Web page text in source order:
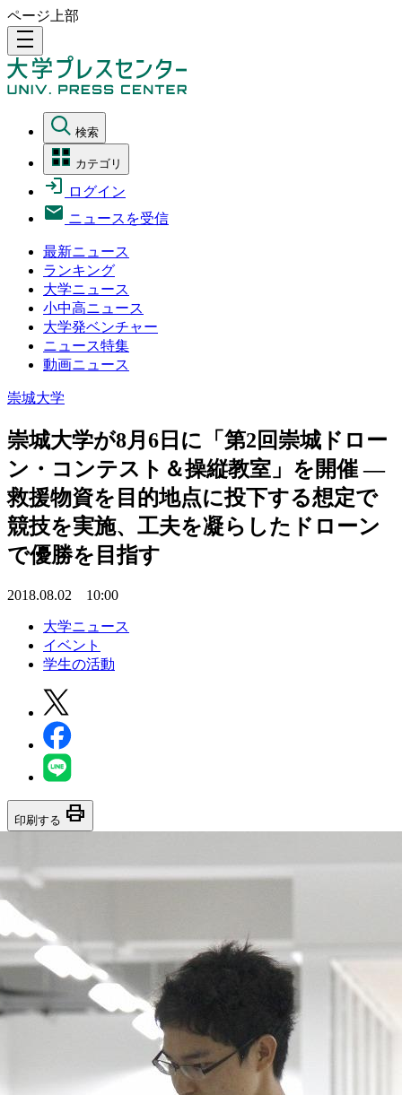
ページ上部
density_medium
検索
カテゴリ
ログイン
ニュースを受信
最新ニュース
ランキング
大学ニュース
小中高ニュース
大学発ベンチャー
ニュース特集
動画ニュース
崇城大学
崇城大学が8月6日に「第2回崇城ドロー
ン・コンテスト＆操縦教室」を開催 —
救援物資を目的地点に投下する想定で
競技を実施、工夫を凝らしたドローン
で優勝を目指す
2018.08.02 10:00
大学ニュース
イベント
学生の活動
印刷する print